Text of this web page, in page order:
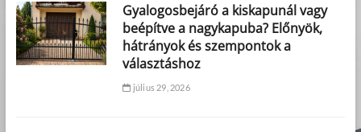
Gyalogosbejáró a kiskapunál vagy
beépítve a nagykapuba? Előnyök,
hátrányok és szempontok a
választáshoz
július 29, 2026